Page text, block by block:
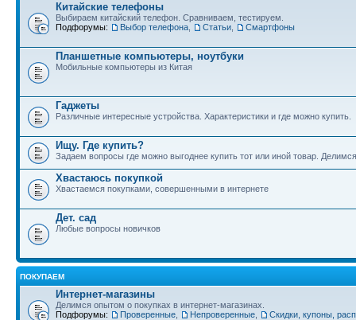
Китайские телефоны
Выбираем китайский телефон. Сравниваем, тестируем.
Подфорумы:
Выбор телефона Статьи Смартфоны
Планшетные компьютеры, ноутбуки
Мобильные компьютеры из Китая
Гаджеты
Различные интересные устройства. Характеристики и где можно купить.
Ищу. Где купить?
Задаем вопросы где можно выгоднее купить тот или иной товар.
Хвастаюсь покупкой
Хвастаемся покупками, совершенными в интернете
Дет. сад
Любые вопросы новичков
ПОКУПАЕМ
Интернет-магазины
Делимся опытом о покупках в интернет-магазинах.
Подфорумы:
Проверенные Непроверенные Скидки, купоны,